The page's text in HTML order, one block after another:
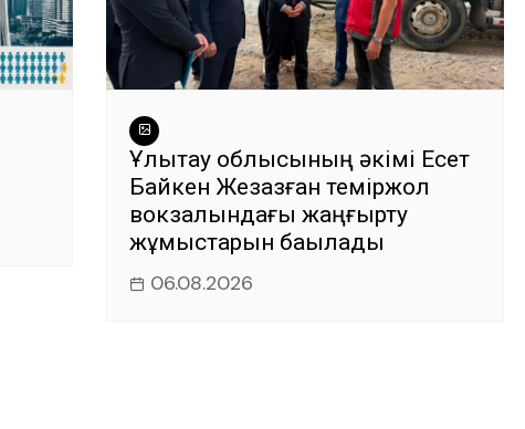
Ұлытау облысының әкімі Есет
Байкен Жезқазған теміржол
вокзалындағы жаңғырту
жұмыстарын бақылады
06.08.2026